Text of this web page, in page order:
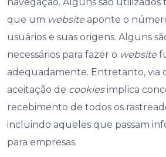
que um website aponte o
usuários e suas origens. Alguns
necessários para fazer o website
adequadamente. Entretanto, via
aceitação de cookiesimplica
recebimento de todos os
incluindo aqueles que passam
para empresas.